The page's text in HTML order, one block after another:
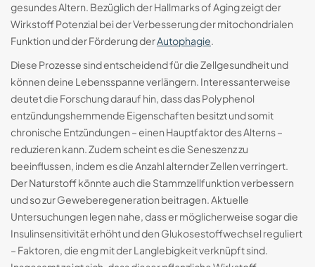
gesundes Altern. Bezüglich der Hallmarks of Aging zeigt der
Wirkstoff Potenzial bei der Verbesserung der mitochondrialen
Funktion und der Förderung derAutophagie.
Diese Prozesse sind entscheidend für die Zellgesundheit und
können deine Lebensspanne verlängern. Interessanterweise
deutet die Forschung darauf hin, dass das Polyphenol
entzündungshemmende Eigenschaften besitzt und somit
chronische Entzündungen – einen Hauptfaktor des Alterns –
reduzieren kann. Zudem scheint es die Seneszenz zu
beeinflussen, indem es die Anzahl alternder Zellen verringert.
Der Naturstoff könnte auch die Stammzellfunktion verbessern
und so zur Geweberegeneration beitragen. Aktuelle
Untersuchungen legen nahe, dass er möglicherweise sogar die
Insulinsensitivität erhöht und den Glukosestoffwechsel reguliert
– Faktoren, die eng mit der Langlebigkeit verknüpft sind.